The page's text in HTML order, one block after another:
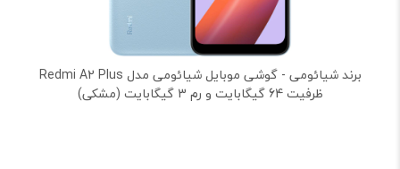
برند شیائومی - گوشی موبایل شیائومی مدل Redmi A2 Plus
ظرفیت 64 گیگابایت و رم 3 گیگابایت (مشکی)